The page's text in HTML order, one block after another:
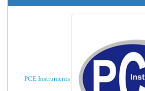
PCE Instruments